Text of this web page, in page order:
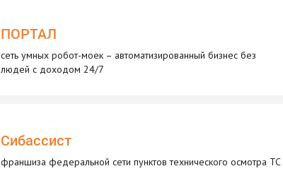
ПОРТАЛ
сеть умных робот-моек – автоматизированный бизнес без
людей с доходом 24/7
Сибассист
франшиза федеральной сети пунктов технического осмотра ТС